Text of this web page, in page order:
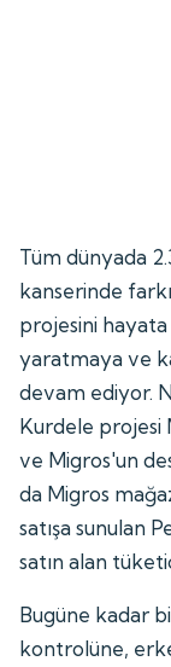
Tüm dünyada
kanserinde
projesini
yaratmaya ve
devam ediyor.
Kurdele projesi
ve Migros'un
da Migros
satışa sunulan
satın alan
Bugüne kadar
kontrolüne,